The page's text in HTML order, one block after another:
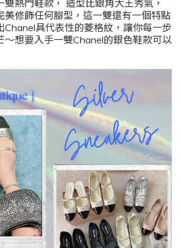
熱門鞋款， 造型比銀角大王秀氣，
美修飾任何腳型，這一雙還有一個特點
Chanel具代表性的菱格紋，讓你每一步
～想要入手一雙Chanel的銀色鞋款可以